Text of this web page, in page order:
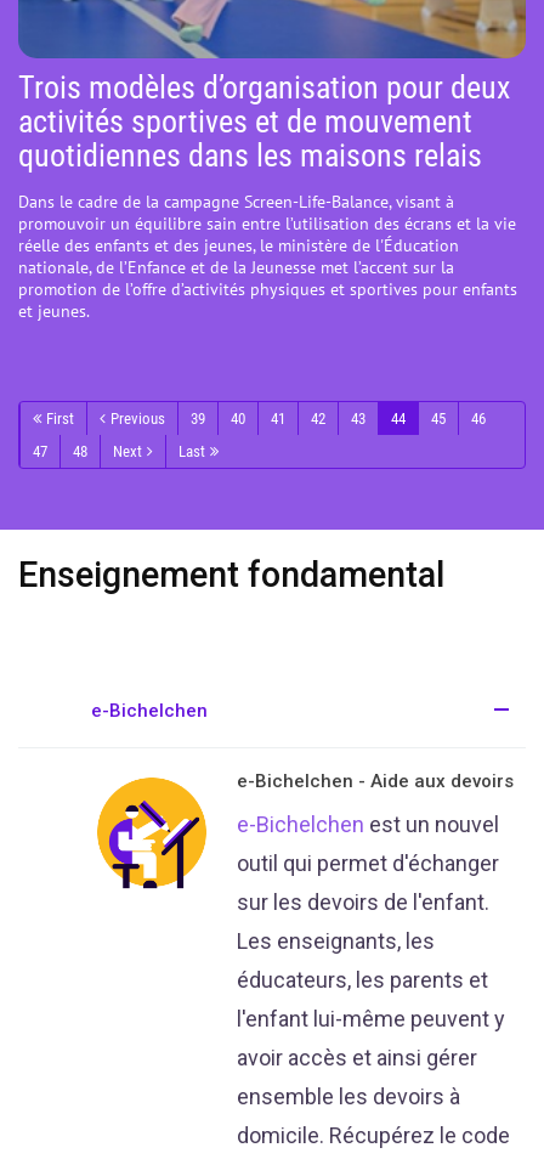
Trois modèles d’organisation pour deux
activités sportives et de mouvement
quotidiennes dans les maisons relais
Dans le cadre de la campagne Screen-Life-Balance, visant à
promouvoir un équilibre sain entre l’utilisation des écrans et la vie
réelle des enfants et des jeunes, le ministère de l'Éducation
nationale, de l’Enfance et de la Jeunesse met l’accent sur la
promotion de l’offre d’activités physiques et sportives pour enfants
et jeunes.
First Previous 39 40 41 42 43 44 45
46
47
48 Next Last
Enseignement fondamental
e-Bichelchen
e-Bichelchen - Aide aux devoirs
e-Bichelchen est un nouvel
outil qui permet d'échanger
sur les devoirs de l'enfant.
Les enseignants, les
éducateurs, les parents et
l'enfant lui-même peuvent y
avoir accès et ainsi gérer
ensemble les devoirs à
domicile. Récupérez le code